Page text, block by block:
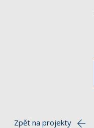
Zpět na projekty